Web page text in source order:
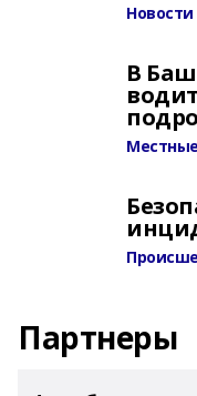
Новости
В
Партнеры